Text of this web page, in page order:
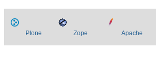
Plone Zope Apache